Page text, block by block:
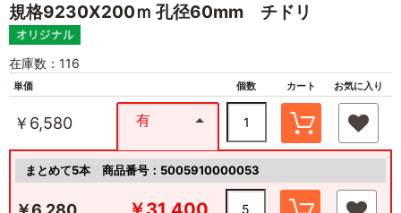
規格9230X200ｍ 孔径60mm チドリ
在庫数：116
単価 個数 カート お気に入り
￥6,580 有
まとめて5本 商品番号：5005910000053